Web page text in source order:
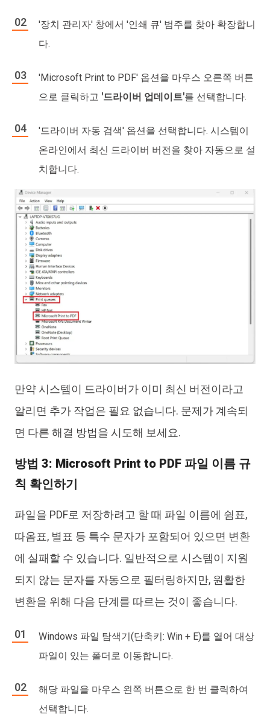
'장치 관리자' 창에서 '인쇄 큐' 범주를 찾아 확장합니
다.
'Microsoft Print to PDF' 옵션을 마우스 오른쪽 버튼
으로 클릭하고 '드라이버 업데이트'를 선택합니다.
'드라이버 자동 검색' 옵션을 선택합니다. 시스템이
온라인에서 최신 드라이버 버전을 찾아 자동으로 설
치합니다.
만약 시스템이 드라이버가 이미 최신 버전이라고
알리면 추가 작업은 필요 없습니다. 문제가 계속되
면 다른 해결 방법을 시도해 보세요.
방법 3: Microsoft Print to PDF 파일 이름 규
칙 확인하기
파일을 PDF로 저장하려고 할 때 파일 이름에 쉼표,
따옴표, 별표 등 특수 문자가 포함되어 있으면 변환
에 실패할 수 있습니다. 일반적으로 시스템이 지원
되지 않는 문자를 자동으로 필터링하지만, 원활한
변환을 위해 다음 단계를 따르는 것이 좋습니다.
Windows 파일 탐색기(단축키: Win + E)를 열어 대상
파일이 있는 폴더로 이동합니다.
해당 파일을 마우스 왼쪽 버튼으로 한 번 클릭하여
선택합니다.